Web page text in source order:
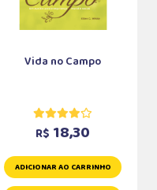
Vida no Campo
R$ 18,30
ADICIONAR AO CARRINHO